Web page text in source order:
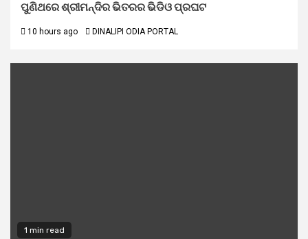
ପୁଣିଥରେ ଶ୍ରୀମନ୍ଦିର ଭିତରର ଭିଡିଓ ପ୍ରଘଟ
10 hours ago DINALIPI ODIA PORTAL
1 min read